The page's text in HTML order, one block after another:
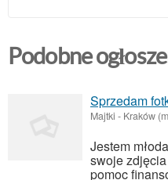
Podobne
Sprzedam
Majtki - Kraków
Jestem
swoje
pomoc